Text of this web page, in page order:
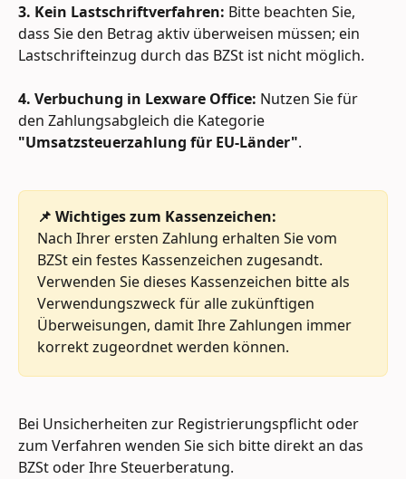
3. Kein Lastschriftverfahren: Bitte beachten Sie,
dass Sie den Betrag aktiv überweisen müssen; ein
Lastschrifteinzug durch das BZSt ist nicht möglich.
4. Verbuchung in Lexware Office: Nutzen Sie für
den Zahlungsabgleich die Kategorie
"Umsatzsteuerzahlung für EU-Länder".
📌 Wichtiges zum Kassenzeichen:
Nach Ihrer ersten Zahlung erhalten Sie vom
BZSt ein festes Kassenzeichen zugesandt.
Verwenden Sie dieses Kassenzeichen bitte als
Verwendungszweck für alle zukünftigen
Überweisungen, damit Ihre Zahlungen immer
korrekt zugeordnet werden können.
Bei Unsicherheiten zur Registrierungspflicht oder
zum Verfahren wenden Sie sich bitte direkt an das
BZSt oder Ihre Steuerberatung.